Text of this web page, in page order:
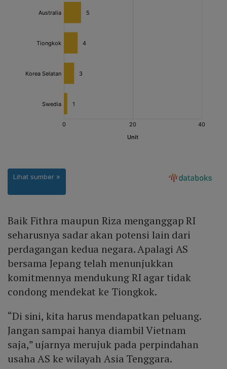
Baik Fithra maupun Riza menganggap RI
seharusnya sadar akan potensi lain dari
perdagangan kedua negara. Apalagi AS
bersama Jepang telah menunjukkan
komitmennya mendukung RI agar tidak
condong mendekat ke Tiongkok.
“Di sini, kita harus mendapatkan peluang.
Jangan sampai hanya diambil Vietnam
saja,” ujarnya merujuk pada perpindahan
usaha AS ke wilayah Asia Tenggara.